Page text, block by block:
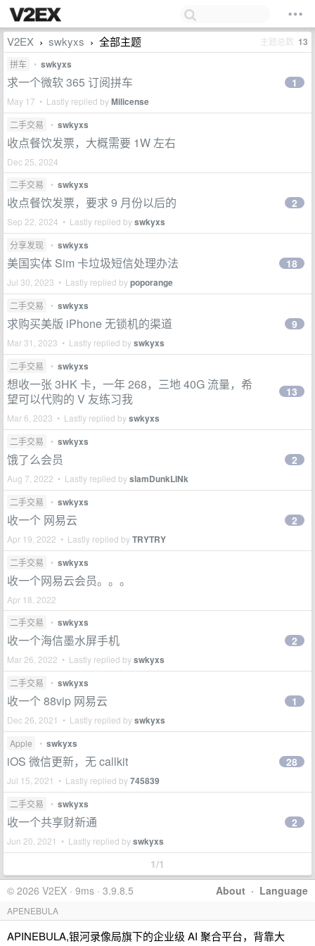
V2EX › swkyxs › 全部主题 主题总数 13
拼车 • swkyxs
求一个微软 365 订阅拼车
May 17 • Lastly replied byMilicense
1
二手交易 • swkyxs
收点餐饮发票，大概需要 1W 左右
Dec 25, 2024
二手交易
• swkyxs
收点餐饮发票，要求 9 月份以后的
Sep 22, 2024 • Lastly replied byswkyxs
2
分享发现 • swkyxs
美国实体 Sim 卡垃圾短信处理办法
Jul 30, 2023 • Lastly replied bypoporange
18
二手交易 • swkyxs
求购买美版 iPhone 无锁机的渠道
Mar 31, 2023 • Lastly replied byswkyxs
9
二手交易 • swkyxs
想收一张 3HK 卡，一年 268，三地 40G 流量，希
望可以代购的 V 友练习我
Mar 6, 2023 • Lastly replied byswkyxs
13
二手交易 • swkyxs
饿了么会员
Aug 7, 2022 • Lastly replied byslamDunkLINk
2
二手交易 • swkyxs
收一个 网易云
Apr 19, 2022 • Lastly replied byTRYTRY
2
二手交易 • swkyxs
收一个网易云会员。。。
Apr 18, 2022
二手交易
• swkyxs
收一个海信墨水屏手机
Mar 26, 2022 • Lastly replied byswkyxs
2
二手交易 • swkyxs
收一个 88vip 网易云
Dec 26, 2021 • Lastly replied byswkyxs
1
Apple • swkyxs
iOS 微信更新，无 callkit
Jul 15, 2021 • Lastly replied by745839
28
二手交易 • swkyxs
收一个共享财新通
Jun 20, 2021 • Lastly replied byswkyxs
2
1/1
About · Language
© 2026 V2EX · 9ms · 3.9.8.5
APENEBULA
APINEBULA,银河录像局旗下的企业级 AI 聚合平台，背靠大